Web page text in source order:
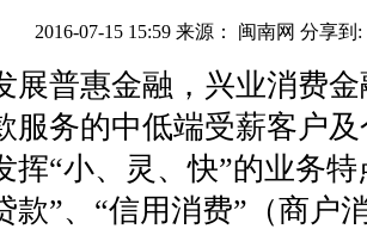
2016-07-15 15:59 来源： 闽南网 分享到:
普惠金融，兴业消费金
服务的中低端受薪客户
挥“小、灵、快”的业务
款”、“信用消费”（商户